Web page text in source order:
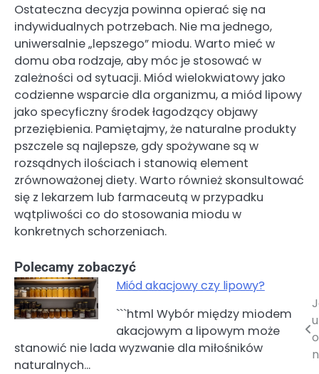
Ostateczna decyzja powinna opierać się na
indywidualnych potrzebach. Nie ma jednego,
uniwersalnie „lepszego” miodu. Warto mieć w
domu oba rodzaje, aby móc je stosować w
zależności od sytuacji. Miód wielokwiatowy jako
codzienne wsparcie dla organizmu, a miód lipowy
jako specyficzny środek łagodzący objawy
przeziębienia. Pamiętajmy, że naturalne produkty
pszczele są najlepsze, gdy spożywane są w
rozsądnych ilościach i stanowią element
zrównoważonej diety. Warto również skonsultować
się z lekarzem lub farmaceutą w przypadku
wątpliwości co do stosowania miodu w
konkretnych schorzeniach.
Polecamy zobaczyć
Miód akacjowy czy lipowy?
```html Wybór między miodem
akacjowym a lipowym może
stanowić nie lada wyzwanie dla miłośników
naturalnych…
Nawigacja